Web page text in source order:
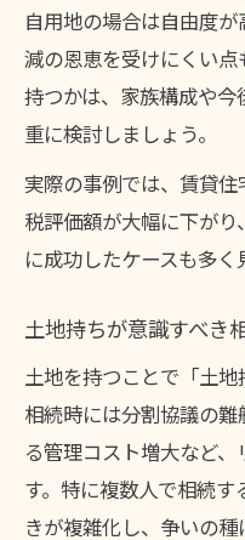
自用地の場合は自由度
減の恩恵を受けにくい
持つかは、家族構成や
重に検討しましょう。
実際の事例では、賃貸
税評価額が大幅に下が
に成功したケースも多く
土地持ちが意識すべき
土地を持つことで「土地
相続時には分割協議の
る管理コスト増大など
す。特に複数人で相続
きが複雑化し、争いの